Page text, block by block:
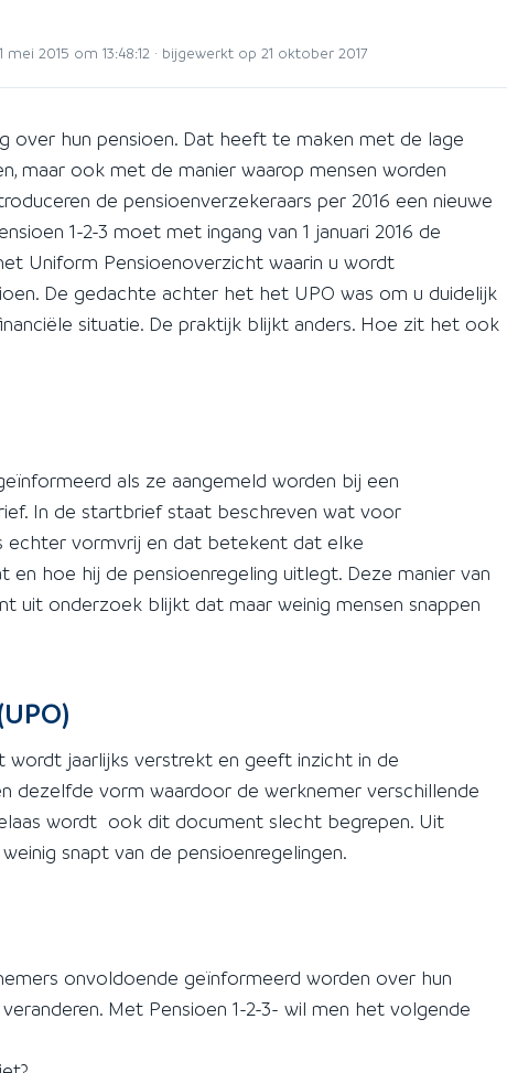
2015 om 13:48:12 · bijgewerkt op 21 oktober 2017
over hun pensioen. Dat heeft te maken met de lage
maar ook met de manier waarop mensen worden
de pensioenverzekeraars per 2016 een nieuwe
1-2-3 moet met ingang van 1 januari 2016 de
Uniform Pensioenoverzicht waarin u wordt
De gedachte achter het het UPO was om u duidelijk
situatie. De praktijk blijkt anders. Hoe zit het ook
als ze aangemeld worden bij een
In de startbrief staat beschreven wat voor
echter vormvrij en dat betekent dat elke
hoe hij de pensioenregeling uitlegt. Deze manier van
uit onderzoek blijkt dat maar weinig mensen snappen
wordt jaarlijks verstrekt en geeft inzicht in de
dezelfde vorm waardoor de werknemer verschillende
wordt ook dit document slecht begrepen. Uit
snapt van de pensioenregelingen.
onvoldoende geïnformeerd worden over hun
Met Pensioen 1-2-3- wil men het volgende